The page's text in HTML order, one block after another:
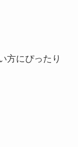
方にぴったり